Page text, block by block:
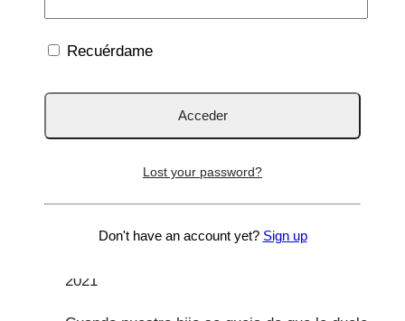
casa?
“Mamá, papá me duele la
barriga. No quiero ir al
cole”
2021
Recuérdame
Lost your password?
Don't have an account yet? Sign up